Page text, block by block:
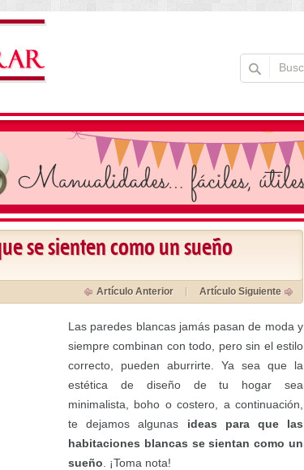
se sienten como un sueño
Artículo Anterior Artículo Siguiente
Las paredes blancas jamás pasan de moda y
siempre combinan con todo, pero sin el estilo
correcto, pueden aburrirte. Ya sea que la
estética de diseño de tu hogar sea
minimalista, boho o costero, a continuación,
te dejamos algunas ideas para que las
habitaciones blancas se sientan como un
sueño . ¡Toma nota!